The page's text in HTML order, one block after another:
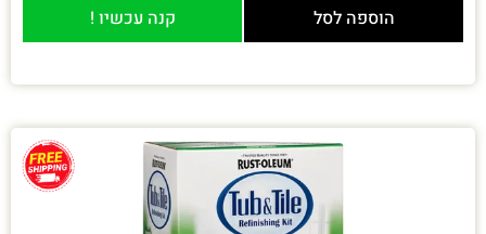
הוספה לסל קנה עכשיו !